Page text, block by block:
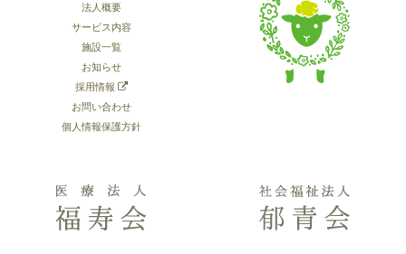
法人概要
サービス内容
施設一覧
お知らせ
採用情報
お問い合わせ
個人情報保護方針